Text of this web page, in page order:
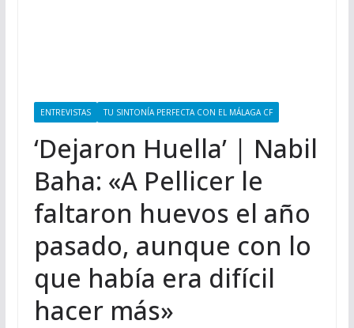
ENTREVISTAS TU SINTONÍA PERFECTA CON EL MÁLAGA CF
‘Dejaron Huella’ | Nabil
Baha: «A Pellicer le
faltaron huevos el año
pasado, aunque con lo
que había era difícil
hacer más»